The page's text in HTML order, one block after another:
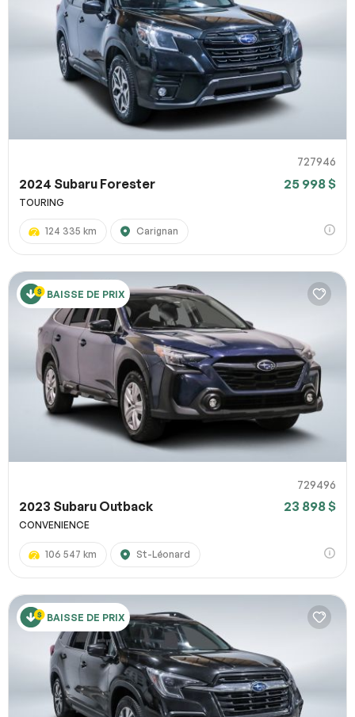
727946
2024 Subaru Forester 25 998 $
TOURING
124 335 km Carignan
BAISSE DE PRIX
729496
2023 Subaru Outback 23 898 $
CONVENIENCE
106 547 km St-Léonard
BAISSE DE PRIX